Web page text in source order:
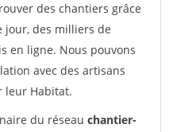
des chantiers grâce
jour, des milliers de
en ligne. Nous pouvons
avec des artisans
leur Habitat.
du réseau chantier-